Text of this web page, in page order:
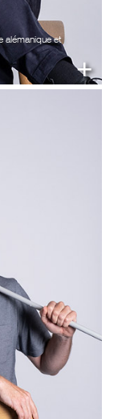
+
alémanique et